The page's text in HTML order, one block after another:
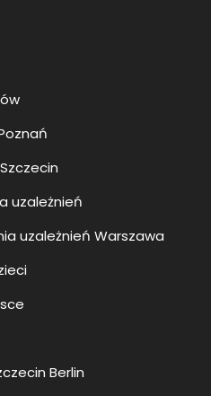
uzależnień
uzależnień Warszawa
Berlin